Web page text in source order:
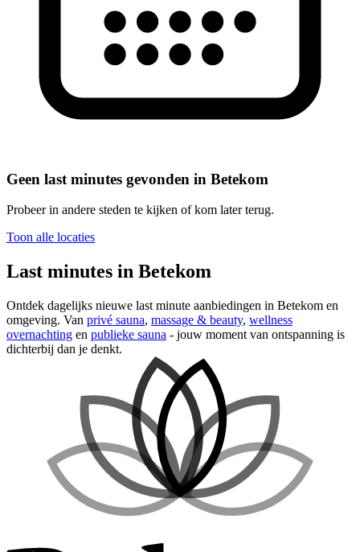
Geen last minutes gevonden in Betekom
Probeer in andere steden te kijken of kom later terug.
Toon alle locaties
Last minutes in Betekom
Ontdek dagelijks nieuwe last minute aanbiedingen in Betekom en
omgeving. Van privé sauna, massage & beauty, wellness
overnachting en publieke sauna - jouw moment van ontspanning is
dichterbij dan je denkt.